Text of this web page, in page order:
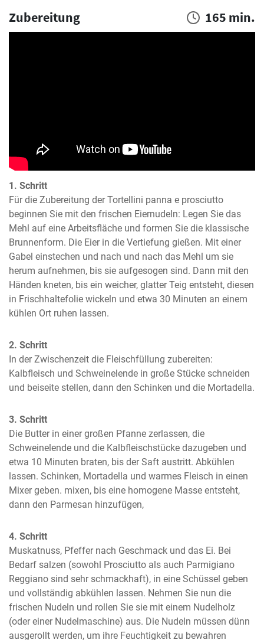
Zubereitung 165 min.
1. Schritt
Für die Zubereitung der Tortellini panna e prosciutto
beginnen Sie mit den frischen Eiernudeln: Legen Sie das
Mehl auf eine Arbeitsfläche und formen Sie die klassische
Brunnenform. Die Eier in die Vertiefung gießen. Mit einer
Gabel einstechen und nach und nach das Mehl um sie
herum aufnehmen, bis sie aufgesogen sind. Dann mit den
Händen kneten, bis ein weicher, glatter Teig entsteht, diesen
in Frischhaltefolie wickeln und etwa 30 Minuten an einem
kühlen Ort ruhen lassen.
2. Schritt
In der Zwischenzeit die Fleischfüllung zubereiten:
Kalbfleisch und Schweinelende in große Stücke schneiden
und beiseite stellen, dann den Schinken und die Mortadella.
3. Schritt
Die Butter in einer großen Pfanne zerlassen, die
Schweinelende und die Kalbfleischstücke dazugeben und
etwa 10 Minuten braten, bis der Saft austritt. Abkühlen
lassen. Schinken, Mortadella und warmes Fleisch in einen
Mixer geben. mixen, bis eine homogene Masse entsteht,
dann den Parmesan hinzufügen,
4. Schritt
Muskatnuss, Pfeffer nach Geschmack und das Ei. Bei
Bedarf salzen (sowohl Prosciutto als auch Parmigiano
Reggiano sind sehr schmackhaft), in eine Schüssel geben
und vollständig abkühlen lassen. Nehmen Sie nun die
frischen Nudeln und rollen Sie sie mit einem Nudelholz
(oder einer Nudelmaschine) aus. Die Nudeln müssen dünn
ausgerollt werden, um ihre Feuchtigkeit zu bewahren